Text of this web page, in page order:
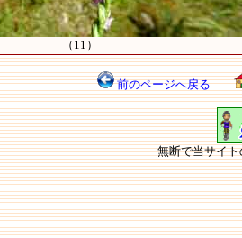
（11）
前のページへ戻る
無断で当サイ